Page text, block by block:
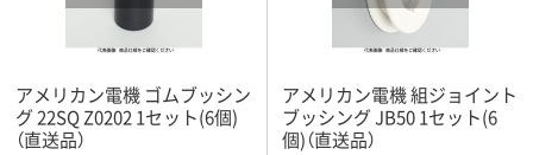
アメリカン電機 ゴムブッシン
グ 22SQ Z0202 1セット(6個)
（直送品）
アメリカン電機 組ジョイント
ブッシング JB50 1セット(6
個)（直送品）